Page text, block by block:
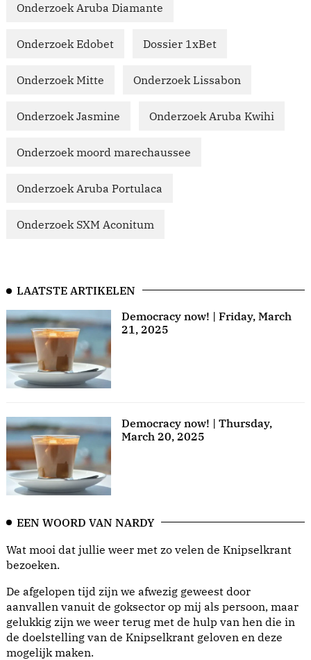
Onderzoek Aruba Diamante
Onderzoek Edobet Dossier 1xBet
Onderzoek Mitte Onderzoek Lissabon
Onderzoek Jasmine Onderzoek Aruba Kwihi
Onderzoek moord marechaussee
Onderzoek Aruba Portulaca
Onderzoek SXM Aconitum
LAATSTE ARTIKELEN
Democracy now! | Friday, March
21, 2025
Democracy now! | Thursday,
March 20, 2025
EEN WOORD VAN NARDY
Wat mooi dat jullie weer met zo velen de Knipselkrant
bezoeken.
De afgelopen tijd zijn we afwezig geweest door
aanvallen vanuit de goksector op mij als persoon, maar
gelukkig zijn we weer terug met de hulp van hen die in
de doelstelling van de Knipselkrant geloven en deze
mogelijk maken.